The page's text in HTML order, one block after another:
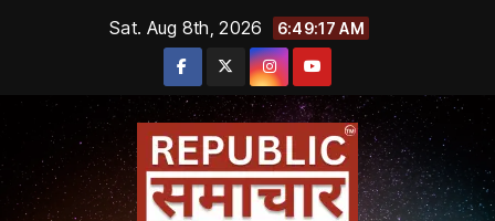
Sat. Aug 8th, 2026 6:49:18 AM